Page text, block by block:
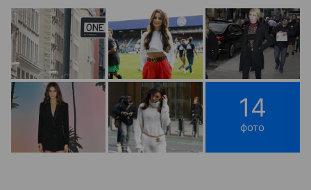
14
фото